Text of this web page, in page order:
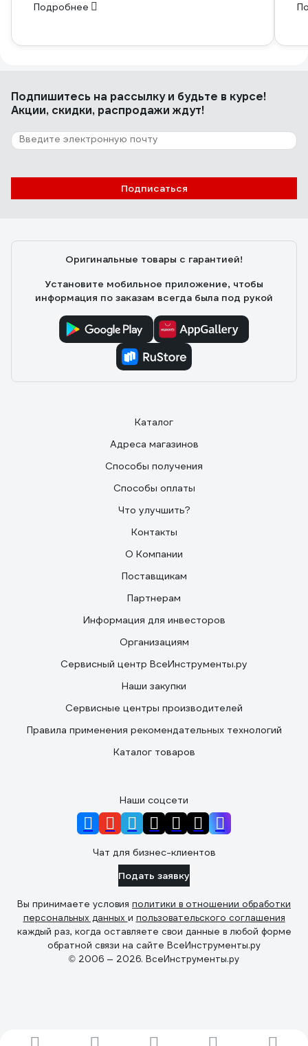
Подробнее
Подпишитесь на рассылкуи будьте в курсе!
Акции, скидки, распродажи ждут!
Подписаться
Оригинальные товары с гарантией!
Установите мобильное приложение, чтобы
информация по заказам всегда была под рукой
Каталог
Адреса магазинов
Способы получения
Способы оплаты
Что улучшить?
Контакты
О Компании
Поставщикам
Партнерам
Информация для инвесторов
Организациям
Сервисный центр ВсеИнструменты.ру
Наши закупки
Сервисные центры производителей
Правила применения рекомендательных технологий
Каталог товаров
Наши соцсети
Чат для бизнес-клиентов
Подать заявку
Вы принимаете условия политики в отношении обработки
персональных данных и пользовательского соглашения
каждый раз, когда оставляете свои данные в любой форме
обратной связи на сайте ВсеИнструменты.ру
© 2006 — 2026. ВсеИнструменты.ру